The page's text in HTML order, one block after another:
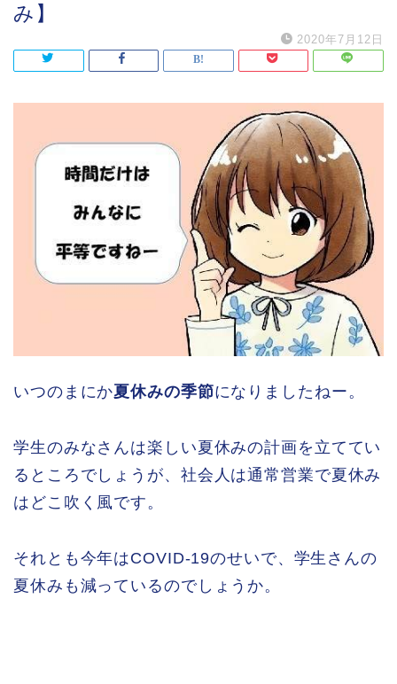
み】
2020年7月12日
いつのまにか夏休みの季節になりましたねー。
学生のみなさんは楽しい夏休みの計画を立ててい
るところでしょうが、社会人は通常営業で夏休み
はどこ吹く風です。
それとも今年はCOVID-19のせいで、学生さんの
夏休みも減っているのでしょうか。